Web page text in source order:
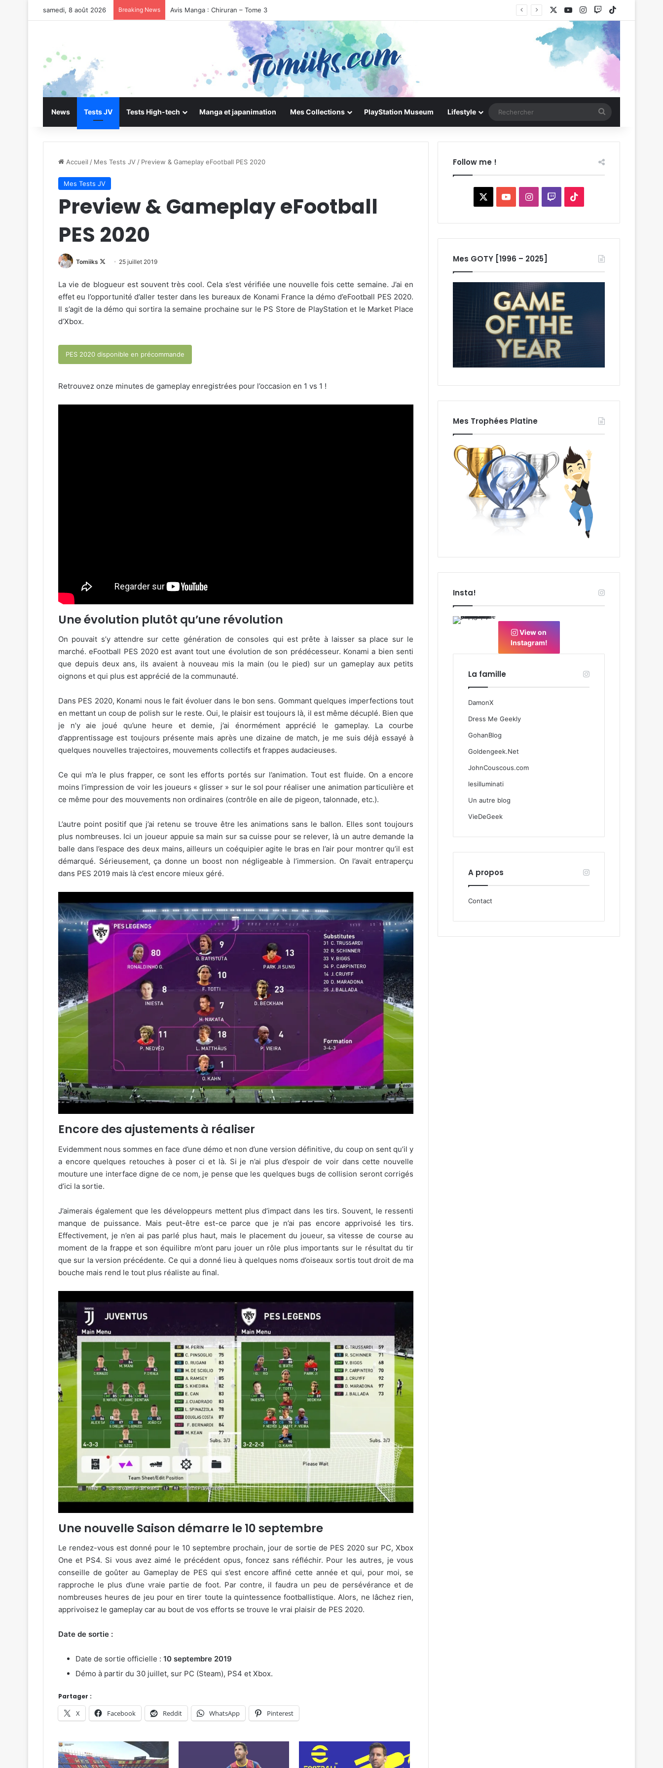
samedi, 8 août 2026 Breaking News Avis Manga : Chiruran – Tome 3 YouTubeInstagram
Twitch
News Tests JV Tests High-tech Manga et japanimation Mes Collections PlayStation Museum Lifestyle
Accueil / Mes Tests JV / Preview & Gameplay eFootball PES 2020
Mes Tests JV
Preview & Gameplay eFootball
PES 2020
Tomiiks
Follow
X
25 juillet 2019
La vie de blogueur est souvent très cool. Cela s’est vérifiée une nouvelle fois cette semaine. J’ai en
effet eu l’opportunité d’aller tester dans les bureaux de Konami France la démo d’eFootball PES 2020.
Il s’agit de la démo qui sortira la semaine prochaine sur le PS Store de PlayStation et le Market Place
d’Xbox.
PES 2020 disponible en précommande
Retrouvez onze minutes de gameplay enregistrées pour l’occasion en 1 vs 1 !
Une évolution plutôt qu’une révolution
On pouvait s’y attendre sur cette génération de consoles qui est prête à laisser sa place sur le
marché. eFootball PES 2020 est avant tout une évolution de son prédécesseur. Konami a bien senti
que depuis deux ans, ils avaient à nouveau mis la main (ou le pied) sur un gameplay aux petits
oignons et qui plus est apprécié de la communauté.
Dans PES 2020, Konami nous le fait évoluer dans le bon sens. Gommant quelques imperfections tout
en mettant un coup de polish sur le reste. Oui, le plaisir est toujours là, il est même décuplé. Bien que
je n’y aie joué qu’une heure et demie, j’ai énormément apprécié le gameplay. La courbe
d’apprentissage est toujours présente mais après une dizaine de match, je me suis déjà essayé à
quelques nouvelles trajectoires, mouvements collectifs et frappes audacieuses.
Ce qui m’a le plus frapper, ce sont les efforts portés sur l’animation. Tout est fluide. On a encore
moins l’impression de voir les joueurs « glisser » sur le sol pour réaliser une animation particulière et
ce même pour des mouvements non ordinaires (contrôle en aile de pigeon, talonnade, etc.).
L’autre point positif que j’ai retenu se trouve être les animations sans le ballon. Elles sont toujours
plus nombreuses. Ici un joueur appuie sa main sur sa cuisse pour se relever, là un autre demande la
balle dans l’espace des deux mains, ailleurs un coéquipier agite le bras en l’air pour montrer qu’il est
démarqué. Sérieusement, ça donne un boost non négligeable à l’immersion. On l’avait entraperçu
dans PES 2019 mais là c’est encore mieux géré.
Encore des ajustements à réaliser
Evidemment nous sommes en face d’une démo et non d’une version définitive, du coup on sent qu’il y
a encore quelques retouches à poser ci et là. Si je n’ai plus d’espoir de voir dans cette nouvelle
mouture une interface digne de ce nom, je pense que les quelques bugs de collision seront corrigés
d’ici la sortie.
J’aimerais également que les développeurs mettent plus d’impact dans les tirs. Souvent, le ressenti
manque de puissance. Mais peut-être est-ce parce que je n’ai pas encore apprivoisé les tirs.
Effectivement, je n’en ai pas parlé plus haut, mais le placement du joueur, sa vitesse de course au
moment de la frappe et son équilibre m’ont paru jouer un rôle plus importants sur le résultat du tir
que sur la version précédente. Ce qui a donné lieu à quelques noms d’oiseaux sortis tout droit de ma
bouche mais rend le tout plus réaliste au final.
Une nouvelle Saison démarre le 10 septembre
Le rendez-vous est donné pour le 10 septembre prochain, jour de sortie de PES 2020 sur PC, Xbox
One et PS4. Si vous avez aimé le précédent opus, foncez sans réfléchir. Pour les autres, je vous
conseille de goûter au Gameplay de PES qui s’est encore affiné cette année et qui, pour moi, se
rapproche le plus d’une vraie partie de foot. Par contre, il faudra un peu de persévérance et de
nombreuses heures de jeu pour en tirer toute la quintessence footballistique. Alors, ne lâchez rien,
apprivoisez le gameplay car au bout de vos efforts se trouve le vrai plaisir de PES 2020.
Date de sortie :
Date de sortie officielle : 10 septembre 2019
Démo à partir du 30 juillet, sur PC (Steam), PS4 et Xbox.
Partager :
X Facebook Reddit WhatsApp Pinterest
Follow me !
YouTubeInstagram
Twitch
Mes GOTY [1996 – 2025]
Mes Trophées Platine
Insta!
View on
Instagram!
La famille
DamonX
Dress Me Geekly
GohanBlog
Goldengeek.Net
JohnCouscous.com
lesilluminati
Un autre blog
VieDeGeek
A propos
Contact